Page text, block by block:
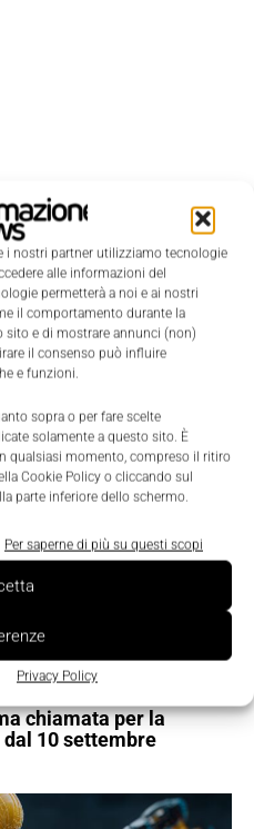
i nostri partner utilizziamo tecnologie
alle informazioni del
permetterà a noi e ai nostri
il comportamento durante la
sito e di mostrare annunci (non)
il consenso può influire
e funzioni.
sopra o per fare scelte
solamente a questo sito. È
qualsiasi momento, compreso il ritiro
Cookie Policy o cliccando sul
parte inferiore dello schermo.
Per saperne di più su questi scopi
Privacy Policy
⇢
chiamata per la
10 settembre